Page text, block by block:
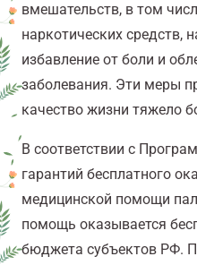
вмешательств, в том
наркотических средств,
избавление от боли и
заболевания. Эти меры
качество жизни тяжело
В соответствии с
гарантий бесплатного
медицинской помощи
помощь оказывается
бюджета субъектов РФ.